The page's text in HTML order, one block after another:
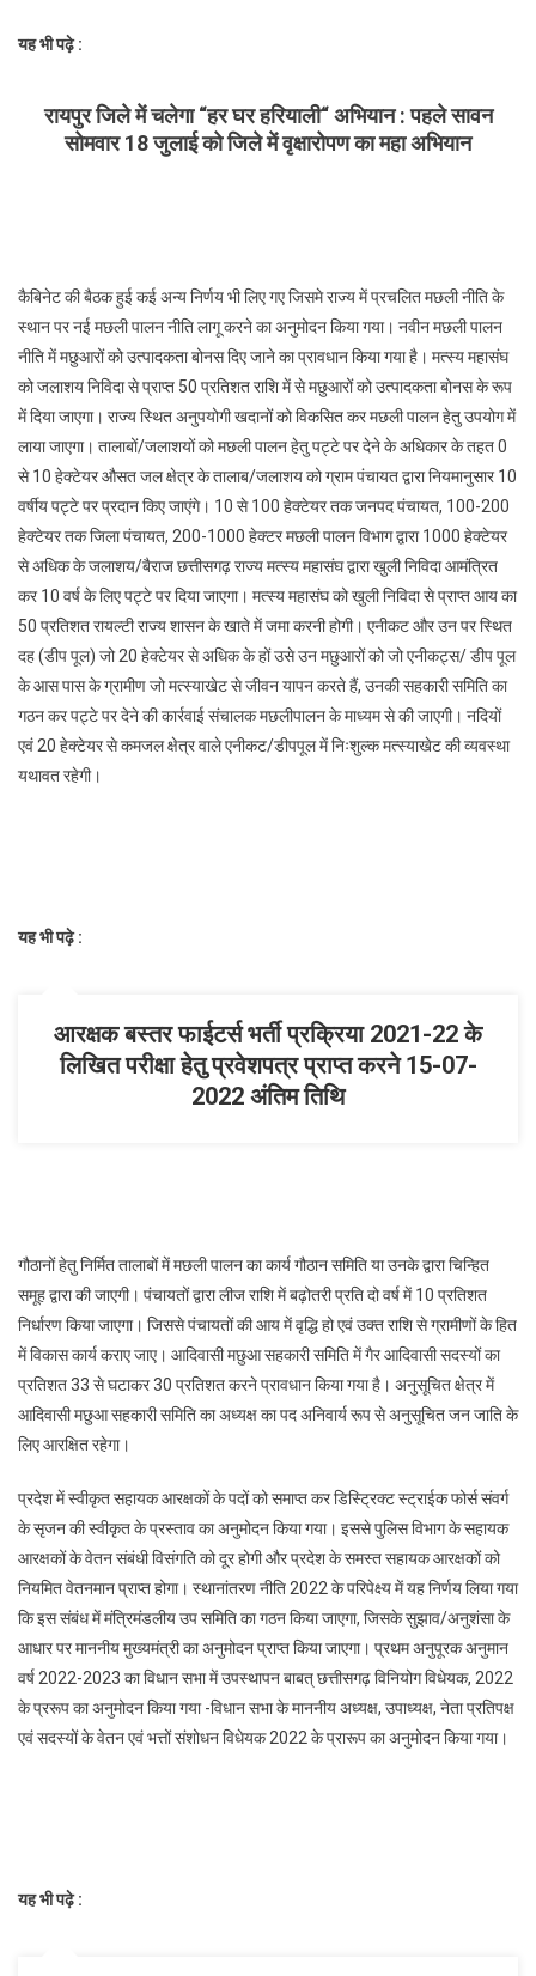
भत्ते
बढ़ेंगे,
यह भी पढ़े :
रायपुर जिले में चलेगा “हर घर हरियाली“ अभियान : पहले सावन
सोमवार 18 जुलाई को जिले में वृक्षारोपण का महा अभियान
कैबिनेट की बैठक हुई कई अन्य निर्णय भी लिए गए जिसमे राज्य में प्रचलित मछली नीति के
स्थान पर नई मछली पालन नीति लागू करने का अनुमोदन किया गया। नवीन मछली पालन
नीति में मछुआरों को उत्पादकता बोनस दिए जाने का प्रावधान किया गया है। मत्स्य महासंघ
को जलाशय निविदा से प्राप्त 50 प्रतिशत राशि में से मछुआरों को उत्पादकता बोनस के रूप
में दिया जाएगा। राज्य स्थित अनुपयोगी खदानों को विकसित कर मछली पालन हेतु उपयोग में
लाया जाएगा। तालाबों/जलाशयों को मछली पालन हेतु पट्टे पर देने के अधिकार के तहत 0
से 10 हेक्टेयर औसत जल क्षेत्र के तालाब/जलाशय को ग्राम पंचायत द्वारा नियमानुसार 10
वर्षीय पट्टे पर प्रदान किए जाएंगे। 10 से 100 हेक्टेयर तक जनपद पंचायत, 100-200
हेक्टेयर तक जिला पंचायत, 200-1000 हेक्टर मछली पालन विभाग द्वारा 1000 हेक्टेयर
से अधिक के जलाशय/बैराज छत्तीसगढ़ राज्य मत्स्य महासंघ द्वारा खुली निविदा आमंत्रित
कर 10 वर्ष के लिए पट्टे पर दिया जाएगा। मत्स्य महासंघ को खुली निविदा से प्राप्त आय का
50 प्रतिशत रायल्टी राज्य शासन के खाते में जमा करनी होगी। एनीकट और उन पर स्थित
दह (डीप पूल) जो 20 हेक्टेयर से अधिक के हों उसे उन मछुआरों को जो एनीकट्स/ डीप पूल
के आस पास के ग्रामीण जो मत्स्याखेट से जीवन यापन करते हैं, उनकी सहकारी समिति का
गठन कर पट्टे पर देने की कार्रवाई संचालक मछलीपालन के माध्यम से की जाएगी। नदियों
एवं 20 हेक्टेयर से कमजल क्षेत्र वाले एनीकट/डीपपूल में निःशुल्क मत्स्याखेट की व्यवस्था
यथावत रहेगी।
यह भी पढ़े :
आरक्षक बस्तर फाईटर्स भर्ती प्रक्रिया 2021-22 के
लिखित परीक्षा हेतु प्रवेशपत्र प्राप्त करने 15-07-
2022 अंतिम तिथि
गौठानों हेतु निर्मित तालाबों में मछली पालन का कार्य गौठान समिति या उनके द्वारा चिन्हित
समूह द्वारा की जाएगी। पंचायतों द्वारा लीज राशि में बढ़ोतरी प्रति दो वर्ष में 10 प्रतिशत
निर्धारण किया जाएगा। जिससे पंचायतों की आय में वृद्धि हो एवं उक्त राशि से ग्रामीणों के हित
में विकास कार्य कराए जाए। आदिवासी मछुआ सहकारी समिति में गैर आदिवासी सदस्यों का
प्रतिशत 33 से घटाकर 30 प्रतिशत करने प्रावधान किया गया है। अनुसूचित क्षेत्र में
आदिवासी मछुआ सहकारी समिति का अध्यक्ष का पद अनिवार्य रूप से अनुसूचित जन जाति के
लिए आरक्षित रहेगा।
प्रदेश में स्वीकृत सहायक आरक्षकों के पदों को समाप्त कर डिस्ट्रिक्ट स्ट्राईक फोर्स संवर्ग
के सृजन की स्वीकृत के प्रस्ताव का अनुमोदन किया गया। इससे पुलिस विभाग के सहायक
आरक्षकों के वेतन संबंधी विसंगति को दूर होगी और प्रदेश के समस्त सहायक आरक्षकों को
नियमित वेतनमान प्राप्त होगा। स्थानांतरण नीति 2022 के परिपेक्ष्य में यह निर्णय लिया गया
कि इस संबंध में मंत्रिमंडलीय उप समिति का गठन किया जाएगा, जिसके सुझाव/अनुशंसा के
आधार पर माननीय मुख्यमंत्री का अनुमोदन प्राप्त किया जाएगा। प्रथम अनुपूरक अनुमान
वर्ष 2022-2023 का विधान सभा में उपस्थापन बाबत् छत्तीसगढ़ विनियोग विधेयक, 2022
के प्ररूप का अनुमोदन किया गया -विधान सभा के माननीय अध्यक्ष, उपाध्यक्ष, नेता प्रतिपक्ष
एवं सदस्यों के वेतन एवं भत्तों संशोधन विधेयक 2022 के प्रारूप का अनुमोदन किया गया।
यह भी पढ़े :